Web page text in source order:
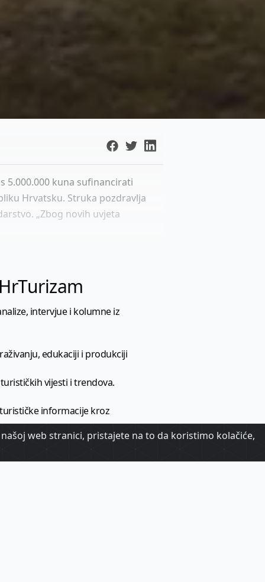
5.000.000 kuna sufinancirati
Hrvatsku. Struka pozdravlja
„Zbog novih uvjeta
intervjue i kolumne iz
edukaciji i produkciji
vijesti i trendova.
informacije kroz
web stranici, pristajete na to da koristimo kolačiće,